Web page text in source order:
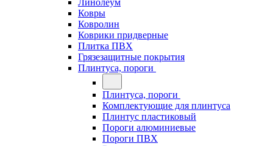
Линолеум
Ковры
Ковролин
Коврики придверные
Плитка ПВХ
Грязезащитные покрытия
Плинтуса, пороги
Плинтуса, пороги
Комплектующие для плинтуса
Плинтус пластиковый
Пороги алюминиевые
Пороги ПВХ